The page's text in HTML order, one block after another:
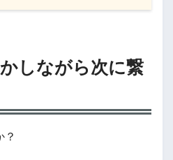
しながら次に繋
？